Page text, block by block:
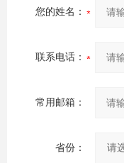
您的姓名：
联系电话：
常用邮箱：
省份：